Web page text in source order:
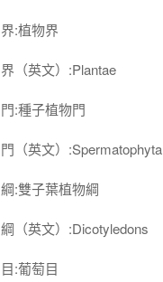
界:植物界
界（英文）:Plantae
門:種子植物門
門（英文）:Spermatophyta
綱:雙子葉植物綱
綱（英文）:Dicotyledons
目:葡萄目